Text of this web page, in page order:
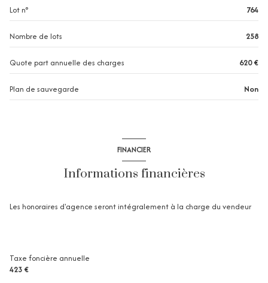
2ème étage
2 étage(s)
Lot n° 764
Nombre de lots 258
Quote part annuelle des charges 620 €
Plan de sauvegarde Non
FINANCIER
Informations financières
Les honoraires d'agence seront intégralement à la charge du vendeur
Taxe foncière annuelle
423 €